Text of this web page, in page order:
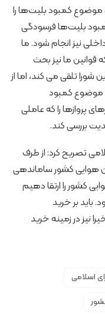
موضوع کمبود بلیت‌ها را
بلیت‌ها فرسودگی
نیز انجام شود. ما
قوانین ما نیز بحث
شورا تلقی می کند، اما از
موضوع کمبود
پروازها را که عاملی
بررسی کند.
تصریح کرد: از طرف
هوایی کشور ساماندهی
کشور را ارتقا دهیم
باید بر خرید
نیز در زمینه خرید
اسلامی